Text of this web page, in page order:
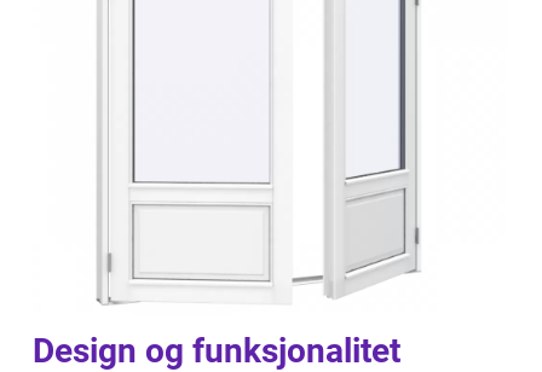
Design og funksjonalitet